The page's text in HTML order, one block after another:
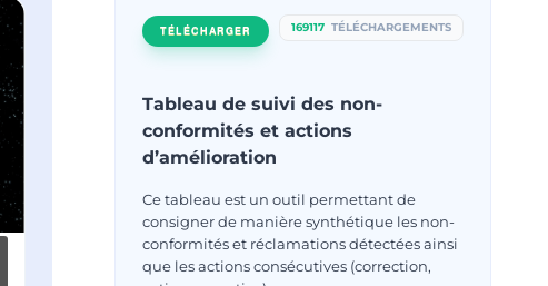
TÉLÉCHARGER 169117 TÉLÉCHARGEMENTS
Tableau de suivi des non-
conformités et actions
d’amélioration
Ce tableau est un outil permettant de
consigner de manière synthétique les non-
conformités et réclamations détectées ainsi
que les actions consécutives (correction,